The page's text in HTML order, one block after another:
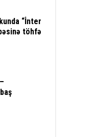
“İnter
töhfə